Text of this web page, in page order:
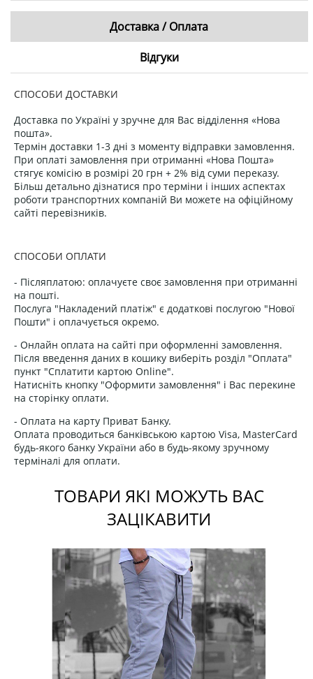
Доставка / Оплата
Відгуки
СПОСОБИ ДОСТАВКИ
Доставка по Україні у зручне для Вас відділення «Нова
пошта».
Термін доставки 1-3 дні з моменту відправки замовлення.
При оплаті замовлення при отриманні «Нова Пошта»
стягує комісію в розмірі 20 грн + 2% від суми переказу.
Більш детально дізнатися про терміни і інших аспектах
роботи транспортних компаній Ви можете на офіційному
сайті перевізників.
СПОСОБИ ОПЛАТИ
- Післяплатою: оплачуєте своє замовлення при отриманні
на пошті.
Послуга "Накладений платіж" є додаткові послугою "Нової
Пошти" і оплачується окремо.
- Онлайн оплата на сайті при оформленні замовлення.
Після введення даних в кошику виберіть розділ "Оплата"
пункт "Сплатити картою Online".
Натисніть кнопку "Оформити замовлення" і Вас перекине
на сторінку оплати.
- Оплата на карту Приват Банку.
Оплата проводиться банківською картою Visa, MasterCard
будь-якого банку України або в будь-якому зручному
терміналі для оплати.
ТОВАРИ ЯКІ МОЖУТЬ ВАС
ЗАЦІКАВИТИ